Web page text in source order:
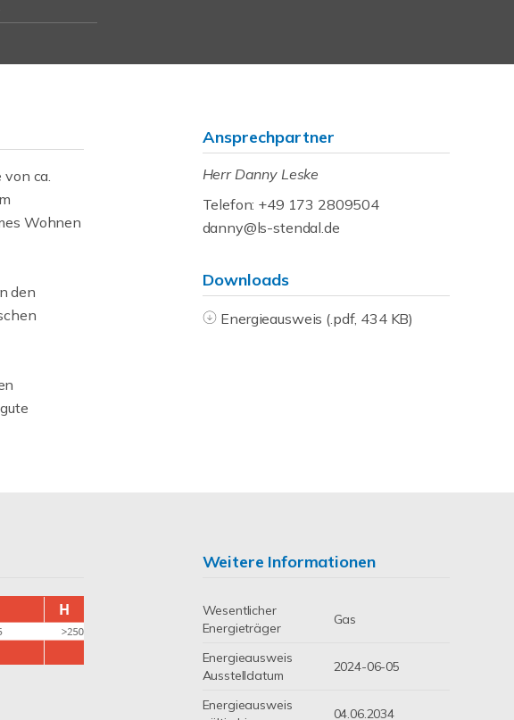
ca.
Wohnen
den
Ansprechpartner
Herr Danny Leske
Telefon: +49 173 2809504
danny@ls-stendal.de
Downloads
Energieausweis (.pdf, 434 KB)
Weitere Informationen
Wesentlicher
Energieträger
Gas
Energieausweis
Ausstelldatum
2024-06-05
Energieausweis
04.06.2034